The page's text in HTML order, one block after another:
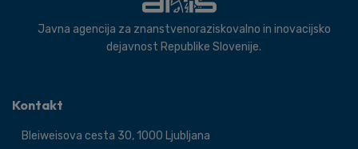
Javna agencija za znanstvenoraziskovalno in inovacijsko
dejavnost Republike Slovenije.
Kontakt
Bleiweisova cesta 30, 1000 Ljubljana